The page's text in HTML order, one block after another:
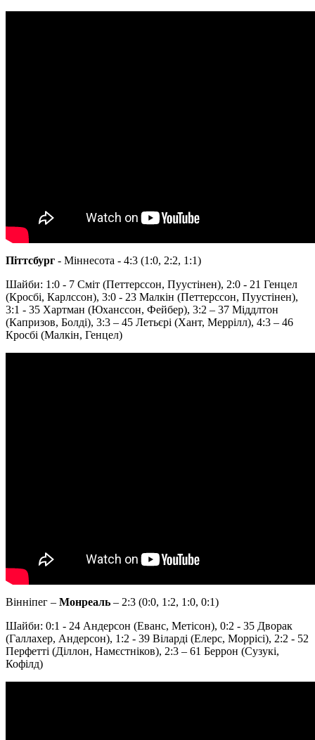
Піттсбург - Міннесота - 4:3 (1:0, 2:2, 1:1)
Шайби: 1:0 - 7 Сміт (Петтерссон, Пуустінен), 2:0 - 21 Генцел
(Кросбі, Карлссон), 3:0 - 23 Малкін (Петтерссон, Пуустінен),
3:1 - 35 Хартман (Юханссон, Фейбер), 3:2 – 37 Міддлтон
(Капризов, Болді), 3:3 – 45 Летьєрі (Хант, Меррілл), 4:3 – 46
Кросбі (Малкін, Генцел)
Вінніпег – Монреаль – 2:3 (0:0, 1:2, 1:0, 0:1)
Шайби: 0:1 - 24 Андерсон (Еванс, Метісон), 0:2 - 35 Дворак
(Галлахер, Андерсон), 1:2 - 39 Віларді (Елерс, Моррісі), 2:2 - 52
Перфетті (Діллон, Намєстніков), 2:3 – 61 Беррон (Сузукі,
Кофілд)